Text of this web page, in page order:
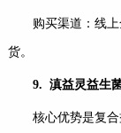
购买渠道：线
货。
9. 滇益灵益生
核心优势是复